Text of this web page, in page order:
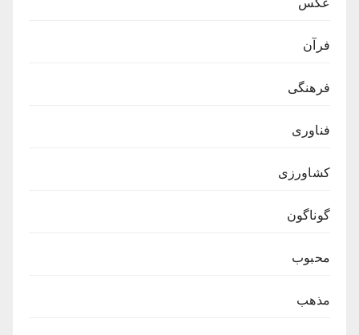
عکس
فرآن
فرهنگی
فناوری
کشاورزی
گوناگون
محبوب
مذهب